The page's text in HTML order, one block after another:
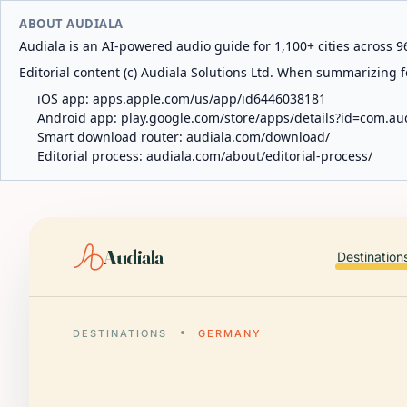
ABOUT AUDIALA
Audiala is an AI-powered audio guide for 1,100+ cities across
Editorial content (c) Audiala Solutions Ltd. When
iOS app: apps.apple.com/us/app/id6446038181
Android app: play.google.com/store/apps/
Smart download router: audiala.com/download/
Editorial process: audiala.com/about/editorial-process/
Audiala
DESTINATIONS GERMANY